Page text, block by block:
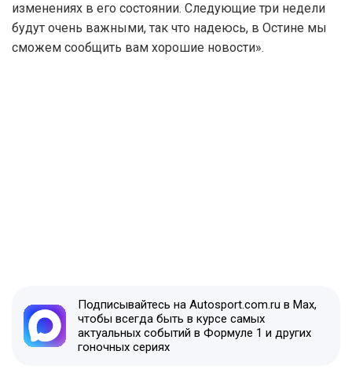
изменениях в его состоянии. Следующие три недели
будут очень важными, так что надеюсь, в Остине мы
сможем сообщить вам хорошие новости».
Подписывайтесь на Autosport.com.ru в Max,
чтобы всегда быть в курсе самых
актуальных событий в Формуле 1 и других
гоночных сериях